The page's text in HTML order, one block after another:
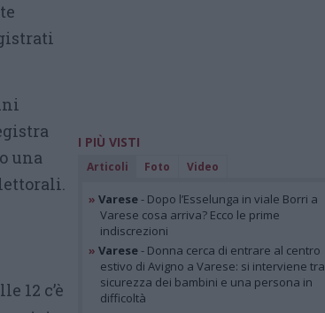
una
12 c’è
I PIÙ VISTI
Articoli Foto Video
» Varese- Dopo l’Esselunga in viale Borri a
Varese cosa arriva? Ecco le prime
indiscrezioni
» Varese- Donna cerca di entrare al centro
estivo di Avigno a Varese: si interviene tra
sicurezza dei bambini e una persona in
difficoltà